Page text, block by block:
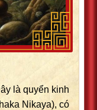
là quyển kinh
Nikaya), có